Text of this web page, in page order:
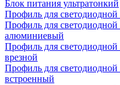
Блок питания ультратонкий
Профиль для
Профиль для
алюминиевый
Профиль для
врезной
Профиль для
встроенный